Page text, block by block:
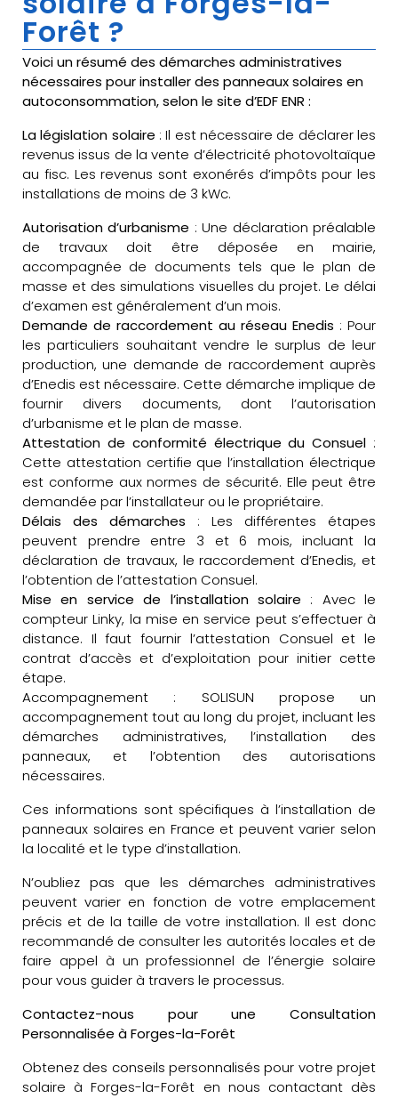
Forêt ?
Voici un résumé des démarches administratives
nécessaires pour installer des panneaux solaires en
autoconsommation, selon le site d’EDF ENR :
La législation solaire : Il est nécessaire de déclarer les
revenus issus de la vente d’électricité photovoltaïque
au fisc. Les revenus sont exonérés d’impôts pour les
installations de moins de 3 kWc.
Autorisation d’urbanisme : Une déclaration préalable
de travaux doit être déposée en mairie,
accompagnée de documents tels que le plan de
masse et des simulations visuelles du projet. Le délai
d’examen est généralement d’un mois.
Demande de raccordement au réseau Enedis : Pour
les particuliers souhaitant vendre le surplus de leur
production, une demande de raccordement auprès
d’Enedis est nécessaire. Cette démarche implique de
fournir divers documents, dont l’autorisation
d’urbanisme et le plan de masse.
Attestation de conformité électrique du Consuel :
Cette attestation certifie que l’installation électrique
est conforme aux normes de sécurité. Elle peut être
demandée par l’installateur ou le propriétaire.
Délais des démarches : Les différentes étapes
peuvent prendre entre 3 et 6 mois, incluant la
déclaration de travaux, le raccordement d’Enedis, et
l’obtention de l’attestation Consuel.
Mise en service de l’installation solaire : Avec le
compteur Linky, la mise en service peut s’effectuer à
distance. Il faut fournir l’attestation Consuel et le
contrat d’accès et d’exploitation pour initier cette
étape.
Accompagnement : SOLISUN propose un
accompagnement tout au long du projet, incluant les
démarches administratives, l’installation des
panneaux, et l’obtention des autorisations
nécessaires.
Ces informations sont spécifiques à l’installation de
panneaux solaires en France et peuvent varier selon
la localité et le type d’installation.
N’oubliez pas que les démarches administratives
peuvent varier en fonction de votre emplacement
précis et de la taille de votre installation. Il est donc
recommandé de consulter les autorités locales et de
faire appel à un professionnel de l’énergie solaire
pour vous guider à travers le processus.
Contactez-nous pour une Consultation
Personnalisée à Forges-la-Forêt
Obtenez des conseils personnalisés pour votre projet
solaire à Forges-la-Forêt en nous contactant dès